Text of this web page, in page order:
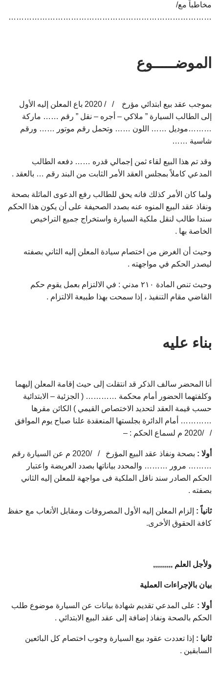
مخاطباً مع/
……………………………………………………………………
الموضـــــوع
بموجب عقد بيع ابتدائي مؤرخ / / 2020 باع المعلن إليه الأول
إلى الطالب السيارة ” ملاكي – أجره – نقل ” رقم …… ماركة
………موديل …… اللون …… وتحمل رقم موتور …… ورقم
شاسية ……
وقد تم هذا البيع لقاء ثمن إجمالي قدره …… دفعه الطالب
المدعي كاملاً بمجلس العقد الأمر الثابت من البند رقم … بالعقد .
ولما كان الأمر كذلك فانه يحق للطالب رفع الدعوى الماثلة بصحة
ونفاذ عقد البيع المنوه عنه بصدد الصحيفة على أن يكون هذا الحكم
سندا طالب لنقل ملكية السيارة واستخراج جميع التراخيص
الخاصة بها .
وحيث أن الغرض من اختصام سيادة المعلن إليه الثاني بصفته
ليصدر الحكم في مواجهته .
وحيث تنص المادة ۲۱۰ مدني : في الالتزام بعمل يقوم حكم
القاضي مقام التنفيذ ، إذا سمحت بهذا طبيعة الالتزام .
بناء عليه
أنا المحضر سالف الذكر قد انتقلت إلى حيث إقامة المعلن إليهما
وكلفتهما الحضور أمام محكمة ………… ( الجزئية – الابتدائية
حسب قيمة العقد لتحديد الاختصاص القيمي ) الكائن مقرها
………… أمام الدائرة بجلستها المنعقدة علنا صباح يوم الموافق
/ /2020 م لسماع الحكم : –
أولا :
بصحة ونفاذ عقد البيع المؤرخ / /2020 م عن السيارة رقم
……… مرور ……… والمحدد بياناتها بصدد العريضة واعتبار
الحكم الصادر سند ناقل الملكية فى مواجهة للمعلن إليه الثاني
بصفته .
ثانياً : إلزام المعلن إليه الأول المصروفات ومقابل الأتعاب مع حفظ
كافة الحقوق الأخرى.
ولأجل العلم ,,,,,,,,,,
بيان بالإجراءات العملية
أولا : على المدعي تقديم شهادة بيانات عن السيارة موضوع طلب
الحكم بالصحة ونفاذ إضافة إلى عقد البيع الابتدائي .
ثانيا : إذا تعددت عقود بيع السيارة وجوب اختصام كل البائعين
السابقين .